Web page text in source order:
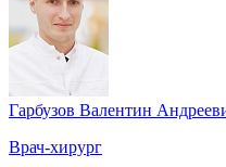
Гарбузов Валентин
Врач-хирург